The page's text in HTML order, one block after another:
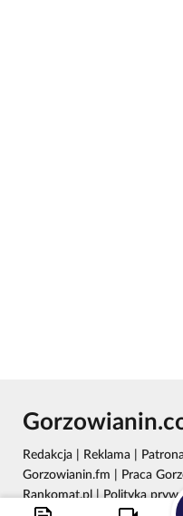
Redakcja Reklama
Gorzowianin.fm
Praca
Rankomat.pl
Polityka